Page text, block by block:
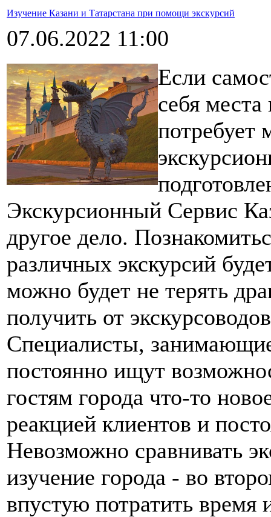
Изучение Казани и Татарстана при помощи экскурсий
07.06.2022 11:00
Если
себя
потребует
Экскурсионный Сервис
другое дело.
различных экскурсий
можно будет не терять
получить от
Специалисты,
постоянно ищут
гостям города что-то
реакцией клиентов и
Невозможно сравнивать
изучение города - во
впустую потратить время